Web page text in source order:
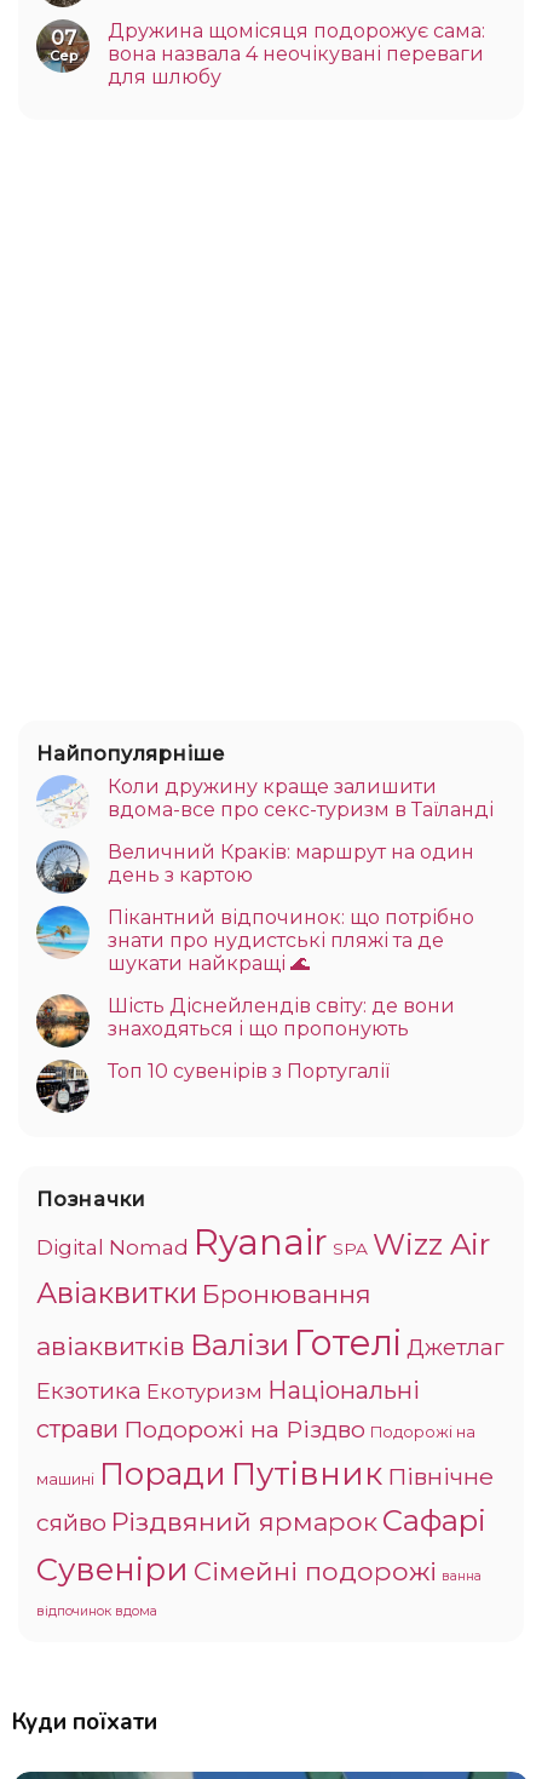
07
Сер
Дружина щомісяця подорожує сама:
вона назвала 4 неочікувані переваги
для шлюбу
Найпопулярніше
Коли дружину краще залишити
вдома-все про секс-туризм в Таїланді
Величний Краків: маршрут на один
день з картою
Пікантний відпочинок: що потрібно
знати про нудистські пляжі та де
шукати найкращі 🌊
Шість Діснейлендів світу: де вони
знаходяться і що пропонують
Топ 10 сувенірів з Португалії
Позначки
Digital Nomad Ryanair SPA Wizz Air
Авіаквитки Бронювання
авіаквитків Валізи Готелі Джетлаг
Екзотика Екотуризм Національні
страви Подорожі на Різдво Подорожі на
машині Поради Путівник Північне
сяйво Різдвяний ярмарокСафарі
Сувеніри Сімейні подорожі ванна
відпочинок вдома
Куди поїхати